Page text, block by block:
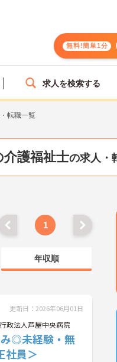
無料!簡単1分
求人を検索する
転職一覧
護福祉士の求人・
1
年収順
更新日：2026年06月01日
政法人芦屋中央病院
み◎未経験・無
社員＞